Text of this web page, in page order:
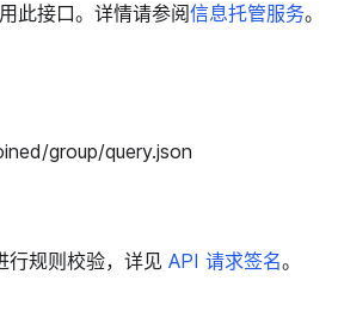
此接口。详情请参阅信息托管服务。
group/query.json
行规则校验，详见 API 请求签名。